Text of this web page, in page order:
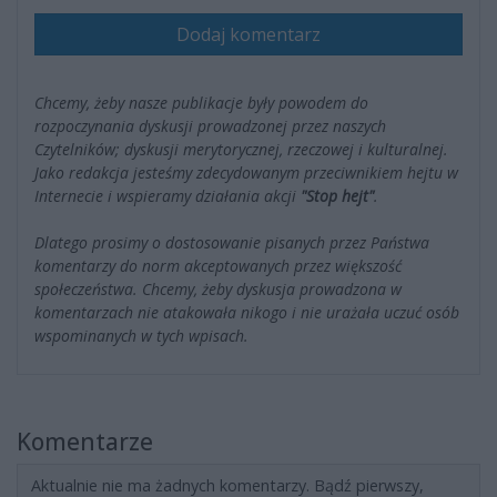
Dodaj komentarz
Chcemy, żeby nasze publikacje były powodem do
rozpoczynania dyskusji prowadzonej przez naszych
Czytelników; dyskusji merytorycznej, rzeczowej i kulturalnej.
Jako redakcja jesteśmy zdecydowanym przeciwnikiem hejtu w
Internecie i wspieramy działania akcji "Stop hejt".
Dlatego prosimy o dostosowanie pisanych przez Państwa
komentarzy do norm akceptowanych przez większość
społeczeństwa. Chcemy, żeby dyskusja prowadzona w
komentarzach nie atakowała nikogo i nie urażała uczuć osób
wspominanych w tych wpisach.
Komentarze
Aktualnie nie ma żadnych komentarzy. Bądź pierwszy,